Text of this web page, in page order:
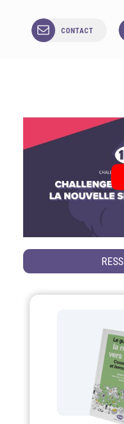
CONTACT